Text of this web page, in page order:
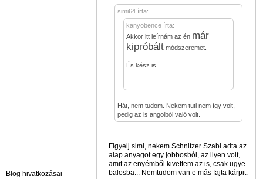
Blog hivatkozásai
simi64 írta:
kanyobence írta:
Akkor itt leírnám az én már
kipróbált módszeremet.
És kész is.
Hát, nem tudom. Nekem tuti nem így volt,
pedig az is angolból való volt.
Figyelj simi, nekem Schnitzer Szabi adta az
alap anyagot egy jobbosból, az ilyen volt,
amit az enyémből kivettem az is, csak ugye
balosba... Nemtudom van e más fajta kárpit.